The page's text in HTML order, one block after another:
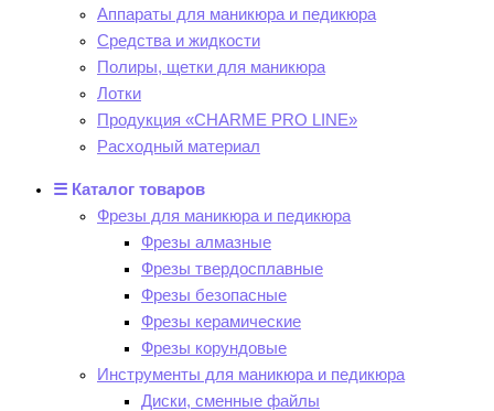
Аппараты для маникюра и педикюра
Средства и жидкости
Полиры, щетки для маникюра
Лотки
Продукция «CHARME PRO LINE»
Расходный материал
☰ Каталог товаров
Фрезы для маникюра и педикюра
Фрезы алмазные
Фрезы твердосплавные
Фрезы безопасные
Фрезы керамические
Фрезы корундовые
Инструменты для маникюра и педикюра
Диски, сменные файлы